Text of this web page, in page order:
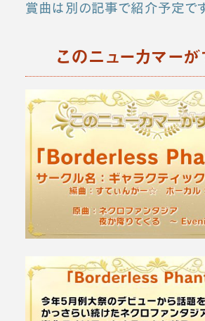
賞曲は別の記事で紹介予定です
このニューカマーが